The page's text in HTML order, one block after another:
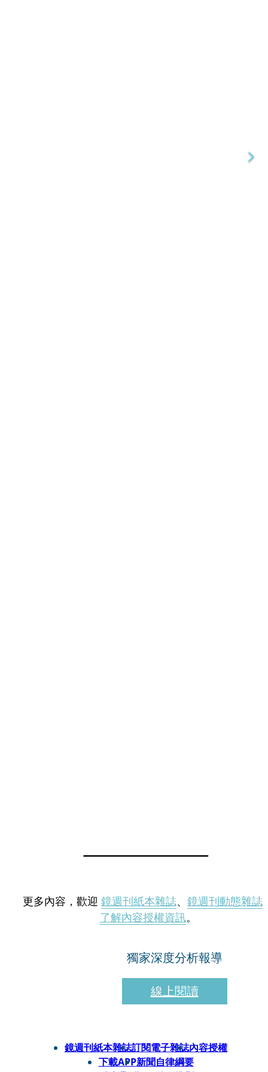
更多內容，歡迎 鏡週刊紙本雜誌、 鏡週刊動態雜誌
了解內容授權資訊。
獨家深度分析報導
線上閱讀
鏡週刊紙本雜誌訂閱電子雜誌內容授權
下載APP新聞自律綱要